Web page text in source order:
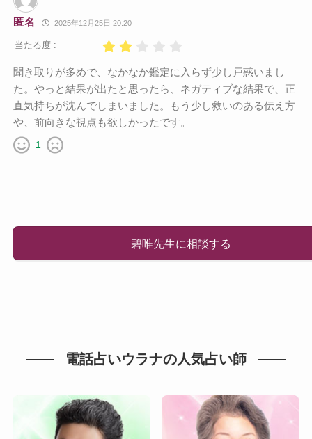
匿名 2025年12月25日 20:20
当たる度 :
聞き取りが多めで、なかなか鑑定に入らず少し戸惑いまし
た。やっと結果が出たと思ったら、ネガティブな結果で、正
直気持ちが沈んでしまいました。もう少し救いのある伝え方
や、前向きな視点も欲しかったです。
1
碧唯先生に相談する
電話占いウラナの人気占い師